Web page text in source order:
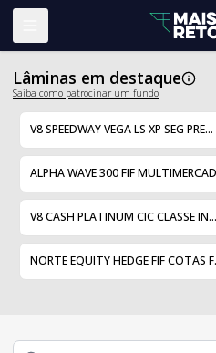
Lâminas em destaque
Saiba como patrocinar um fundo
V8 SPEEDWAY VEGA LS XP SEG PRE...
ALPHA WAVE 300 FIF
V8 CASH PLATINUM CIC CLASSE IN...
NORTE EQUITY HEDGE FIF COTAS